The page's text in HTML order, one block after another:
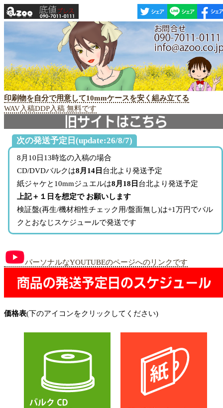
印刷物を自分で用意して10mmケースを安く組み立てる
WAV入稿DDP入稿 無料です
次の発送予定日(update:26/8/7)
8月10日13時迄の入稿の場合
CD/DVDバルクは8月14日 台北より発送予定
紙ジャケと10mmジュエルは8月18日 台北より発送予定
上記＋１日を想定で お願いします
検証盤(再生/機材相性チェック用/盤面無し)は+1万円でバル
クとおなじスケジュールで発送です
パーソナルなYOUTUBEのページへのリンクです
価格表(下のアイコンをクリックしてください)